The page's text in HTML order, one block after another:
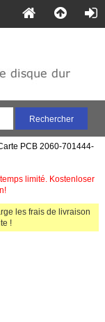
PCB 2060-701444-
limité. Kostenloser
les frais de livraison
!